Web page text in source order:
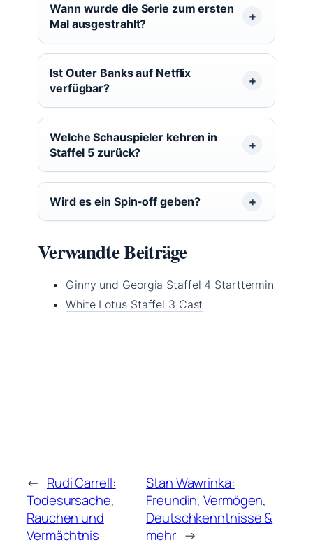
Wann wurde die Serie zum ersten
Mal ausgestrahlt?
Ist Outer Banks auf Netflix
verfügbar?
Welche Schauspieler kehren in
Staffel 5 zurück?
Wird es ein Spin‑off geben?
Verwandte Beiträge
Ginny und Georgia Staffel 4 Starttermin
White Lotus Staffel 3 Cast
← Rudi Carrell:
Todesursache,
Rauchen und
Vermächtnis
Stan Wawrinka:
Freundin, Vermögen,
Deutschkenntnisse &
mehr →